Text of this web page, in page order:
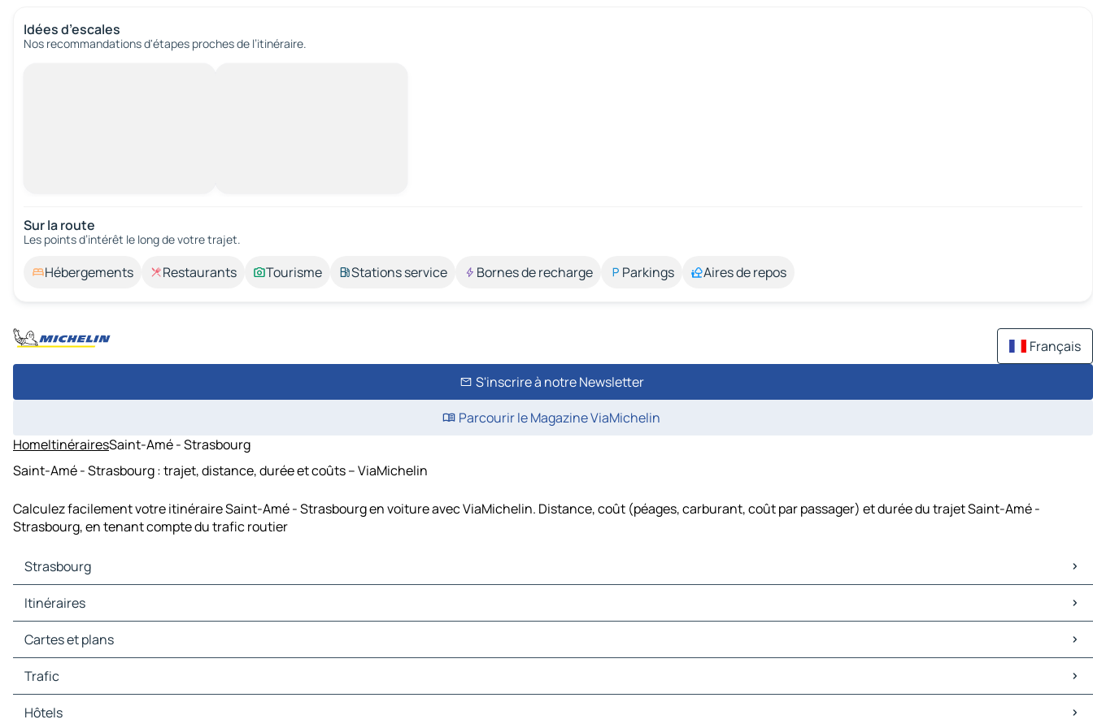
Idées d’escales
Nos recommandations d'étapes proches de l’itinéraire.
Sur la route
Les points d’intérêt le long de votre trajet.
Hébergements Restaurants Tourisme Stations service Bornes de recharge Parkings Aires de repos
Français
S'inscrire à notre Newsletter
Parcourir le Magazine ViaMichelin
HomeItinérairesSaint-Amé - Strasbourg
Saint-Amé - Strasbourg : trajet, distance, durée et coûts – ViaMichelin
Calculez facilement votre itinéraire Saint-Amé - Strasbourg en voiture avec ViaMichelin. Distance, coût (péages, carburant, coût par passager) et durée du trajet Saint-Amé -
Strasbourg, en tenant compte du trafic routier
Strasbourg
Strasbourg Cartes et plans
Strasbourg Trafic
Strasbourg Hôtels
Strasbourg Restaurants
Strasbourg Stations-service
Itinéraires
Itinéraires Strasbourg - Stuttgart
Itinéraires Strasbourg - Luxembourg
Itinéraires Strasbourg - Francfort-sur-le-Main
Itinéraires Strasbourg - Berne
Itinéraires Strasbourg - Karlsruhe
Itinéraires Strasbourg - Sarrebruck
Cartes et plans
Cartes et plans Stuttgart
Cartes et plans Luxembourg
Cartes et plans Francfort-sur-le-Main
Cartes et plans Berne
Trafic
Trafic Stuttgart
Trafic Luxembourg
Hôtels